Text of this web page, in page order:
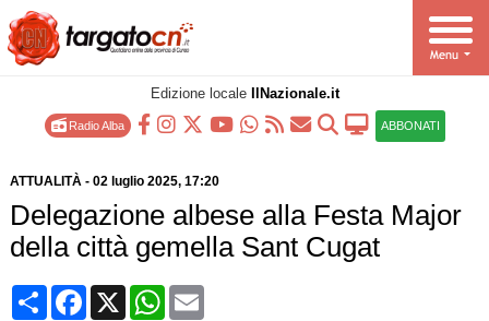
Edizione locale IlNazionale.it
Radio Alba ABBONATI
ATTUALITÀ- 02 luglio 2025, 17:20
Delegazione albese alla Festa Major
della città gemella Sant Cugat
CondividiFacebook
X WhatsApp
Email